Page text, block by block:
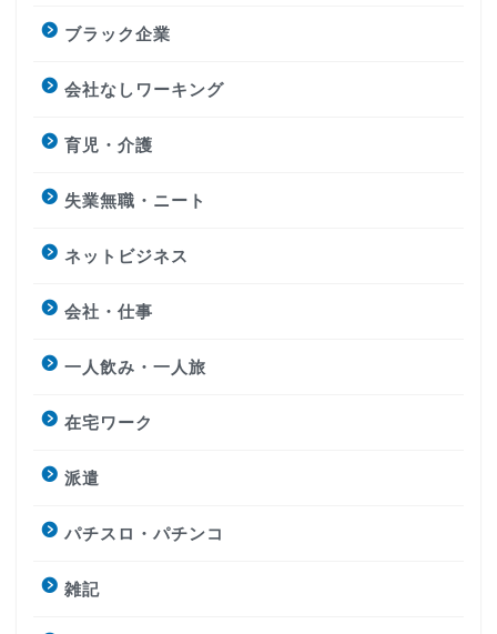
ブラック企業
会社なしワーキング
育児・介護
失業無職・ニート
ネットビジネス
会社・仕事
一人飲み・一人旅
在宅ワーク
派遣
パチスロ・パチンコ
雑記